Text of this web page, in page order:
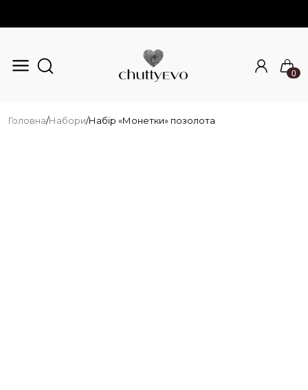
0
Головна/Набори/Набір «Монетки» позолота